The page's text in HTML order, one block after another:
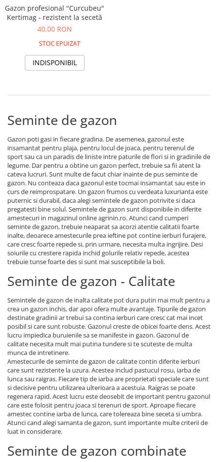
Insecticid
Tratamente repaus vegetativ
Ingrasaminte plante - CUTIE / KG
Ingrasaminte plante - FLORI
Casa, Gradina
Accesorii agricole
Accesorii gard electric
Accesorii irigat
Araci/ Suporti plante
Candele / Rezerve / Lumanari
Carabine/ carlige
Diverse casa si gradina
Diverse depozitare
Echipament protectie gradina
Fir/Ata de legat
Furtun / banda / tub
Motofierastrau / Drujba
Pila motofierastrau / drujba
Plantator
Plasa de umbrire
Plase plante
Pompa de apa curata/murdara
Pompa de stropit
Raticide
Spray si intretinere
Gazon profesional "Curcubeu"
Kertimag - rezistent la secetă
40,00 RON
STOC EPUIZAT
INDISPONIBIL
Seminte de gazon
Gazon poti gasi in fiecare gradina. De asemenea, gazonul este
insamantat pentru plaja, pentru locul de joaca, pentru terenul de
sport sau ca un paradis de liniste intre paturile de flori si in gradinile de
legume. Dar pentru a obtine un gazon perfect, trebuie sa fii atent la
cateva lucruri. Sunt multe de facut chiar inainte de pus seminte de
gazon. Nu conteaza daca gazonul este tocmai insamantat sau este in
curs de reimprospatare. Un gazon frumos cu verdeata luxurianta este
puternic si durabil, daca alegi semintele de gazon potrivite si daca
pregatesti bine solul. Semintele de gazon sunt disponibile in diferite
amestecuri in magazinul online agrinin.ro. Atunci cand cumperi
seminte de gazon, trebuie neaparat sa acorzi atentie calitatii foarte
inalte, deoarece amestecurile prea ieftine pot contine ierburi furajere,
care cresc foarte repede si, prin urmare, necesita multa ingrijire. Desi
soiurile cu crestere rapida inchid golurile relativ repede, acestea
trebuie tunse foarte des si sunt mai susceptibile la boli.
Seminte de gazon - Calitate
Semintele de gazon de inalta calitate pot dura putin mai mult pentru a
crea un gazon inchis, dar apoi ofera multe avantaje. Tipurile de gazon
destinate gradinii ar trebui sa contina ierburi care cresc cat mai incet
posibil si care sunt robuste. Gazonul creste de obicei foarte dens. Acest
lucru impiedica buruienile sa se manifeste in gazon. Gazonul de
calitate necesita mult mai putina tundere si te scuteste de multa
munca de intretinere.
Amestecurile de seminte de gazon de calitate contin diferite ierburi
care sunt rezistente la uzura. Acestea includ pastucul rosu, iarba de
lunca sau raigras. Fiecare tip de iarba are proprietati speciale care sunt
si decisive pentru utilizarea ulterioara a acestuia. Raigras se poate
regenera rapid. Acest lucru este deosebit de important pentru gazonul
care este folosit pentru joaca si terenuri de sport. Aproape fiecare
amestec contine iarba de lunca, care tolereaza bine seceta si umbra.
Atunci cand alegi samanta de gazon, sunt importante multe criterii de
luat in considerare.
Seminte de gazon combinate